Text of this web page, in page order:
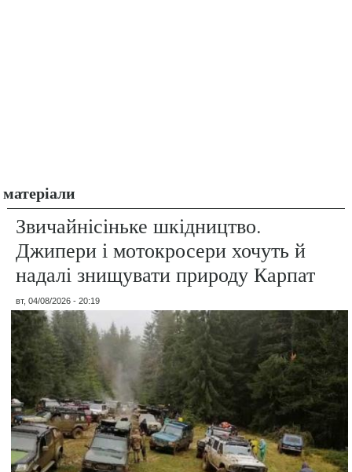
матеріали
Звичайнісіньке шкідництво.
Джипери і мотокросери хочуть й
надалі знищувати природу Карпат
вт, 04/08/2026 - 20:19